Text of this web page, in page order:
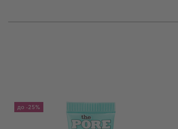
до -25%